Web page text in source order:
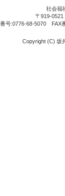
社会福
〒919-
番号:0776-68-5070
Copyright (C) 坂